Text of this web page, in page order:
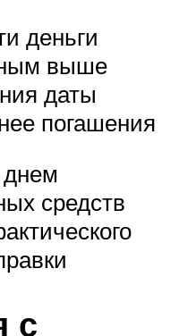
деньги
выше
даты
погашения
средств
с